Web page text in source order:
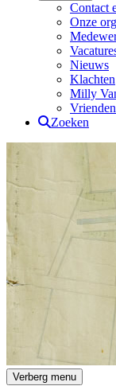
Contact
Onze
Nieuws
Klachten
Milly
Zoeken
Drents
Verberg menu